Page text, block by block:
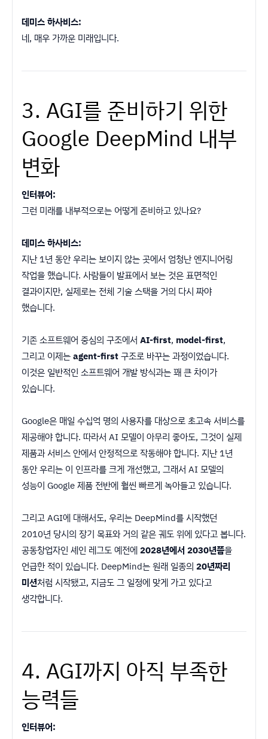
데미스 하사비스:
네, 매우 가까운 미래입니다.
3. AGI를 준비하기 위한
Google DeepMind 내부
변화
인터뷰어:
그런 미래를 내부적으로는 어떻게 준비하고 있나요?
데미스 하사비스:
지난 1년 동안 우리는 보이지 않는 곳에서 엄청난 엔지니어링
작업을 했습니다. 사람들이 발표에서 보는 것은 표면적인
결과이지만, 실제로는 전체 기술 스택을 거의 다시 짜야
했습니다.
기존 소프트웨어 중심의 구조에서 AI-first, model-first,
그리고 이제는agent-first구조로 바꾸는 과정이었습니다.
이것은 일반적인 소프트웨어 개발 방식과는 꽤 큰 차이가
있습니다.
Google은 매일 수십억 명의 사용자를 대상으로 초고속 서비스를
제공해야 합니다. 따라서 AI 모델이 아무리 좋아도, 그것이 실제
제품과 서비스 안에서 안정적으로 작동해야 합니다. 지난 1년
동안 우리는 이 인프라를 크게 개선했고, 그래서 AI 모델의
성능이 Google 제품 전반에 훨씬 빠르게 녹아들고 있습니다.
그리고 AGI에 대해서도, 우리는 DeepMind를 시작했던
2010년 당시의 장기 목표와 거의 같은 궤도 위에 있다고 봅니다.
공동창업자인 셰인 레그도 예전에2028년에서 2030년쯤을
언급한 적이 있습니다. DeepMind는 원래 일종의 20년짜리
미션처럼 시작됐고, 지금도 그 일정에 맞게 가고 있다고
생각합니다.
4. AGI까지 아직 부족한
능력들
인터뷰어: